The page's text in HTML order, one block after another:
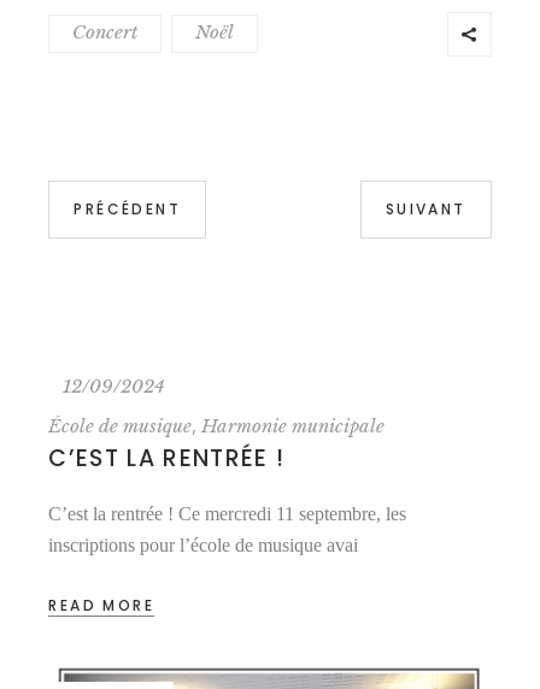
Concert Noël
PRÉCÉDENT SUIVANT
12/09/2024
École de musique,Harmonie municipale
C’EST LA RENTRÉE !
C’est la rentrée ! Ce mercredi 11 septembre, les
inscriptions pour l’école de musique avai
READ MORE